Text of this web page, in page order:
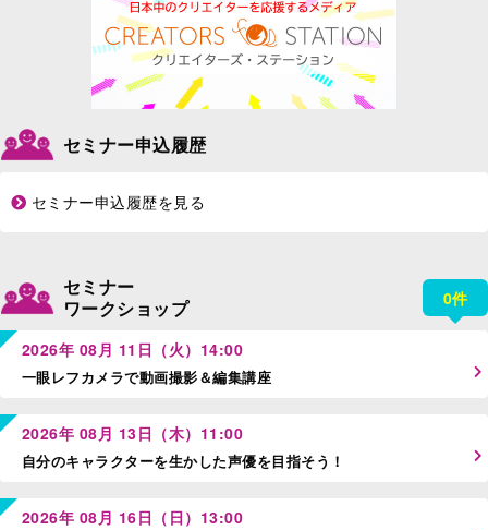
セミナー申込履歴
セミナー申込履歴を見る
セミナー
ワークショップ
0件
2026年 08月 11日（火）14:00
一眼レフカメラで動画撮影＆編集講座
2026年 08月 13日（木）11:00
自分のキャラクターを生かした声優を目指そう！
2026年 08月 16日（日）13:00